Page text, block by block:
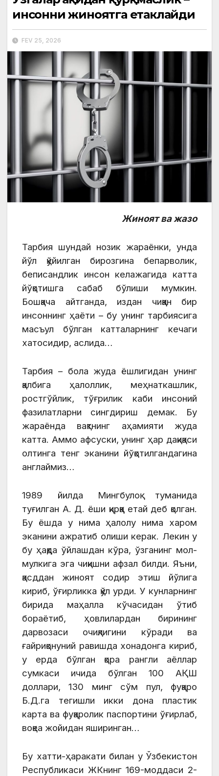
инсонни жиноятга етаклайди
FEV 25, 2026
Жиноят ва жазо
Тарбия шундай нозик жараёнки, унда
йўл қўйилган бирозгина бепарволик,
беписандлик инсон келажагида катта
йўқотишга сабаб бўлиши мумкин.
Бошқача айтганда, издан чиққан бир
инсоннинг ҳаёти – бу унинг тарбиясига
масъул бўлган катталарнинг кечаги
хатосидир, аслида…
Тарбия – бола жуда ёшлигидан унинг
қалбига ҳалоллик, меҳнаткашлик,
ростгўйлик, тўғрилик каби инсоний
фазилатларни сингдириш демак. Бу
жараёнда вақтнинг аҳамияти жуда
катта. Аммо афсуски, унинг ҳар дақиқаси
олтинга тенг эканини йўқотилгандагина
англаймиз…
1989 йилда Мингбулоқ туманида
туғилган А. Д. ёши қирққа етай деб қолган.
Бу ёшда у нима ҳалолу нима харом
эканини ажратиб олиши керак. Лекин у
бу ҳақда ўйлашдан кўра, ўзганинг мол-
мулкига эга чиқишни афзал билди. Яъни,
қасддан жиноят содир этиш йўлига
кириб, ўғирликка қўл урди. У кунларнинг
бирида маҳалла кўчасидан ўтиб
бораётиб, ҳовлилардан бирининг
дарвозаси очиқлигини кўради ва
ғайриқонуний равишда хонадонга кириб,
у ерда бўлган қора рангли аёллар
сумкаси ичида бўлган 100 АҚШ
доллари, 130 минг сўм пул, фуқаро
Б.Д.га тегишли икки дона пластик
карта ва фуқаролик паспортини ўғирлаб,
воқеа жойидан яширинган…
Бу хатти-ҳаракати билан у Ўзбекистон
Республикаси ЖКнинг 169-моддаси 2-